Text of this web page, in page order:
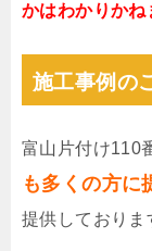
かはわかりかね
施工事例の
富山片付け110
も多くの方に
提供しておりま